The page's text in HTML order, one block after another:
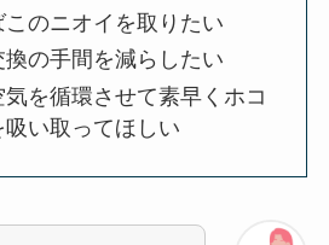
のニオイを取りたい
換の手間を減らしたい
を循環させて素早くホコ
吸い取ってほしい